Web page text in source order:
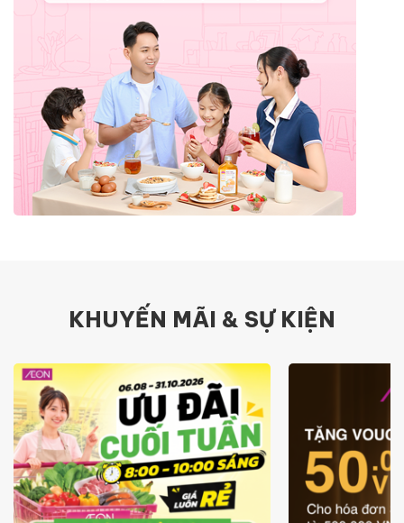
KHUYẾN MÃI & SỰ KIỆN